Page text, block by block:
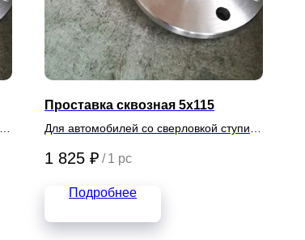
Проставка сквозная 5х115
Для автомобилей со сверловкой ступиц
1 825 ₽ / 1 pc
Подробнее